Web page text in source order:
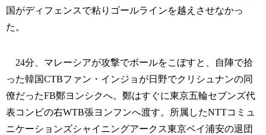
国がディフェンスで粘りゴールラインを越えさせなかっ
た。
24分、マレーシアが攻撃でボールをこぼすと、自陣で拾
った韓国CTBファン・インジョが日野でクリシュナンの同
僚だったFB鄭ヨンシクへ。鄭はすぐに東京五輪セブンズ代
表コンビの右WTB張ヨンフンへ渡す。所属したNTTコミュ
ニケーションズシャイニングアークス東京ベイ浦安の退団